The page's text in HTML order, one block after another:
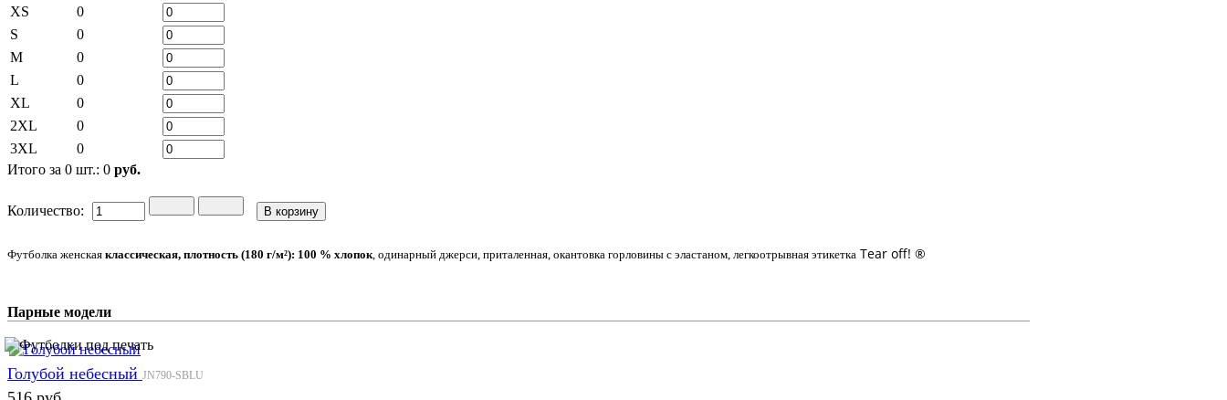
XS
0
S
0
M
0
L
0
XL
0
2XL
0
3XL
0
Итого за 0 шт.: 0 руб.
Количество:
Футболка женская классическая, плотность (180 г/м²): 100 % хлопок , одинарный джерси, приталенная, окантовка горловины с эластаном, легкоотрывная этикетка Tear off! ®
Парные модели
Голубой небесный JN790-SBLU